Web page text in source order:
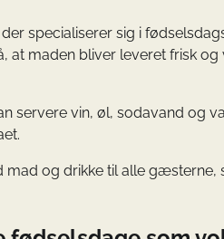
specialiserer sig i
maden bliver leveret frisk og
servere vin, øl, sodavand og
og drikke til alle gæsterne,